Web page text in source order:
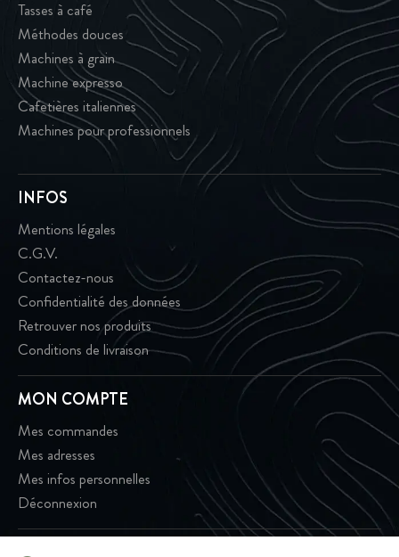
Tasses à café
Méthodes douces
Machines à grain
Machine expresso
Cafetières italiennes
Machines pour professionnels
INFOS
Mentions légales
C.G.V.
Contactez-nous
Confidentialité des données
Retrouver nos produits
Conditions de livraison
MON COMPTE
Mes commandes
Mes adresses
Mes infos personnelles
Déconnexion